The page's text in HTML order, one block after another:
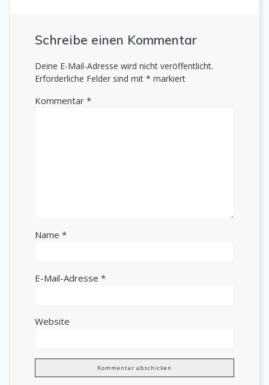
Schreibe einen Kommentar
Deine E-Mail-Adresse wird nicht veröffentlicht.
Erforderliche Felder sind mit * markiert
Kommentar *
Name *
E-Mail-Adresse *
Website